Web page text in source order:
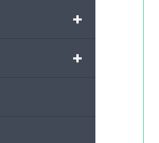
+
+